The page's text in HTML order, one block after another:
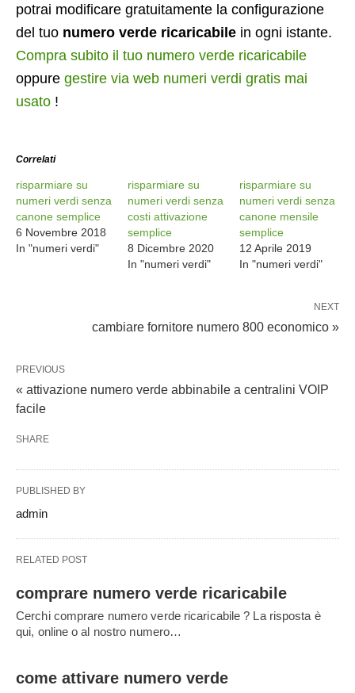
potrai modificare gratuitamente la configurazione
del tuo numero verde ricaricabile in ogni istante.
Compra subito il tuo numero verde ricaricabile
oppure gestire via web numeri verdi gratis mai
usato !
Correlati
risparmiare su
numeri verdi senza
canone semplice
6 Novembre 2018
In "numeri verdi"
risparmiare su
numeri verdi senza
costi attivazione
semplice
8 Dicembre 2020
In "numeri verdi"
risparmiare su
numeri verdi senza
canone mensile
semplice
12 Aprile 2019
In "numeri verdi"
NEXT
cambiare fornitore numero 800 economico »
PREVIOUS
« attivazione numero verde abbinabile a centralini VOIP
facile
SHARE
PUBLISHED BY
admin
RELATED POST
comprare numero verde ricaricabile
Cerchi comprare numero verde ricaricabile ? La risposta è
qui, online o al nostro numero…
come attivare numero verde